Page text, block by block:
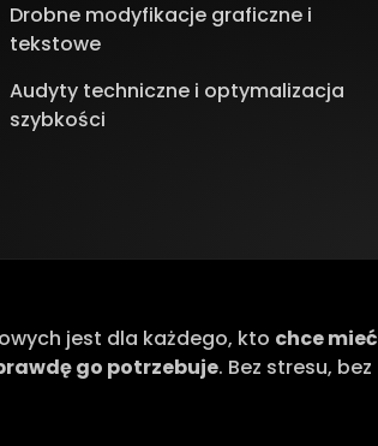
Drobne modyfikacje graficzne i
tekstowe
Audyty techniczne i optymalizacja
szybkości
jest dla każdego, kto chce mieć
go potrzebuje. Bez stresu, bez